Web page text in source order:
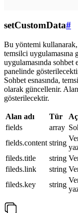
setCustomData#
Bu yöntemi
temsilci
uygulamasında sohbet
panelinde
Sohbet esnasında,
olarak güncellenir.
gösterilecektir.
Alan adı Tür
fields
array
fields.content string
fileds.title
string
fileds.link
string
fileds.key
string